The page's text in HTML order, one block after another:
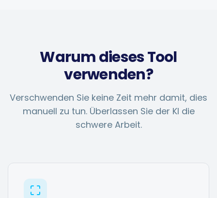
Content-Strategie
Shopify
Warum dieses Tool
verwenden?
Verschwenden Sie keine Zeit mehr damit, dies
manuell zu tun. Überlassen Sie der KI die
schwere Arbeit.